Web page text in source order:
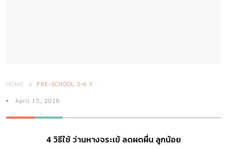
HOME PRE-SCHOOL 3-6 Y
April 15, 2018
4 วิธีใช้ ว่านหางจระเข้ ลดผดผื่น ลูกน้อย